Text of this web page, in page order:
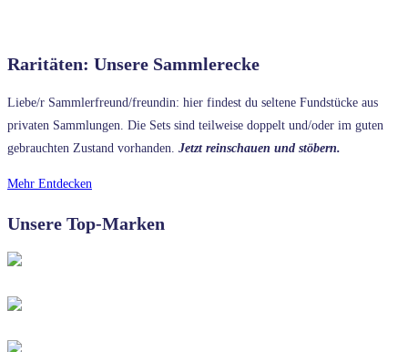
Raritäten: Unsere Sammlerecke
Liebe/r Sammlerfreund/freundin: hier findest du seltene Fundstücke aus
privaten Sammlungen. Die Sets sind teilweise doppelt und/oder im guten
gebrauchten Zustand vorhanden. Jetzt reinschauen und stöbern.
Mehr Entdecken
Unsere Top-Marken